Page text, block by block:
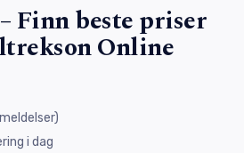
Finn beste priser
Online
)
i dag